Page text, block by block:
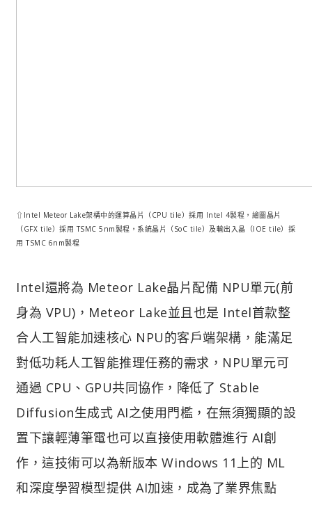
⇧Intel Meteor Lake架構中的運算晶片（CPU tile）採用 Intel 4製程，繪圖晶片
（GFX tile）採用 TSMC 5nm製程，系統晶片（SoC tile）及輸出入晶（IOE tile）採
用 TSMC 6nm製程
Intel還將為 Meteor Lake晶片配備 NPU單元(前
身為 VPU)，Meteor Lake並且也是 Intel首款整
合人工智能加速核心 NPU的客戶端架構，能滿足
對低功耗人工智能推理任務的需求，NPU單元可
通過 CPU、GPU共同協作，降低了 Stable
Diffusion生成式 AI之使用門檻，在無須獨顯的設
置下讓輕薄筆電也可以直接使用軟體進行 AI創
作，這技術可以為新版本 Windows 11上的 ML
和深度學習模型提供 AI加速，成為了業界焦點